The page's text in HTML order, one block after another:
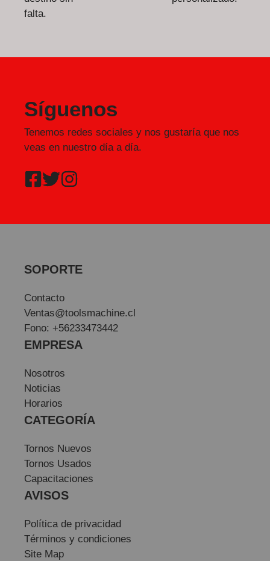
falta.
Síguenos
Tenemos redes sociales y nos gustaría que nos
veas en nuestro día a día.
SOPORTE
Contacto
Ventas@toolsmachine.cl
Fono: +56233473442
EMPRESA
Nosotros
Noticias
Horarios
CATEGORÍA
Tornos Nuevos
Tornos Usados
Capacitaciones
AVISOS
Política de privacidad
Términos y condiciones
Site Map